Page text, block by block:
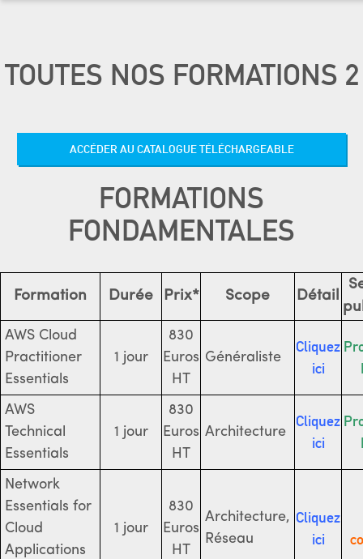
TOUTES NOS FORMATIONS 2
ACCÉDER AU CATALOGUE TÉLÉCHARGEABLE
FORMATIONS
FONDAMENTALES
Formation Durée Prix* Scope Détail
AWS Cloud
Practitioner
Essentials
1 jour
830
Euros
HT
Généraliste
Cliquez
ici
AWS
Technical
Essentials
1 jour
830
Euros
HT
Architecture
Cliquez
ici
Network
Essentials for
Cloud
Applications
1 jour
830
Euros
HT
Architecture,
Réseau
Cliquez
ici